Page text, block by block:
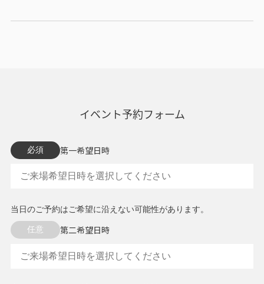
イベント予約フォーム
第一希望日時
必須
当日のご予約はご希望に沿えない可能性があります。
第二希望日時
任意